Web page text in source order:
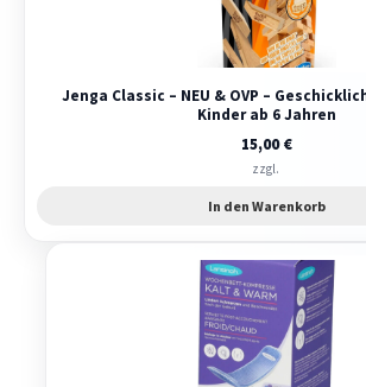
Jenga Classic – NEU & OVP –
Kinder ab 6 Jahren
15,00€
zzgl.
In den Warenkorb